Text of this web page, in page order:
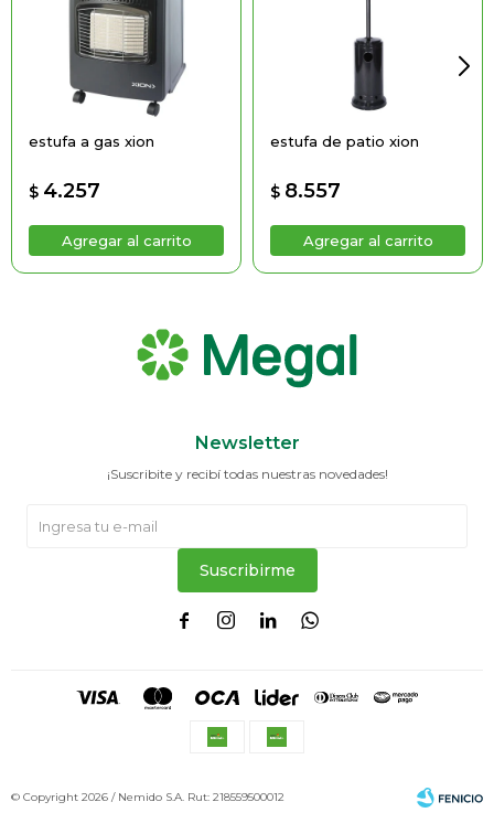
estufa a gas xion
$ 4.257
estufa de patio xion
$ 8.557
Newsletter
¡Suscribite y recibí todas nuestras novedades!
Suscribirme
   
© Copyright 2026 / Nemido S.A. Rut: 218559500012